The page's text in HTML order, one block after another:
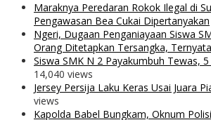
Maraknya Peredaran Rokok Ilegal di
Pengawasan Bea Cukai Dipertanyakan
Ngeri, Dugaan Penganiayaan Siswa
Orang Ditetapkan Tersangka, Ternyata
Siswa SMK N 2 Payakumbuh Tewas,
14,040 views
Jersey Persija Laku Keras Usai Juara
views
Kapolda Babel Bungkam, Oknum